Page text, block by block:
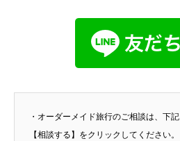
・オーダーメイド旅行のご相談は、下
【相談する】をクリックしてください。